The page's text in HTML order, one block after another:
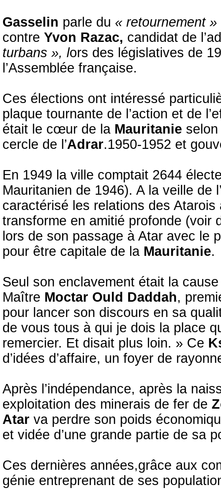
Gasselin parle du « retournement »
contre Yvon Razac, candidat de
turbans », lors des législatives de
l’Assemblée française.
Ces élections ont intéressé
plaque tournante de l’action et de
était le cœur de la Mauritanie
cercle de l’Adrar.1950-1952 et
En 1949 la ville comptait 2644
Mauritanien de 1946). A la veille de
caractérisé les relations des
transforme en amitié profonde (voir
lors de son passage à Atar avec le
pour être capitale de la Mauritanie.
Seul son enclavement était la
Maître Moctar Ould Daddah,
pour lancer son discours en sa
de vous tous à qui je dois la place
remercier. Et disait plus loin. » Ce
d’idées d’affaire, un foyer de
Après l’indépendance, après la
exploitation des minerais de fer de
Atar va perdre son poids
et vidée d’une grande partie de sa
Ces dernières années,grâce aux
génie entreprenant de ses